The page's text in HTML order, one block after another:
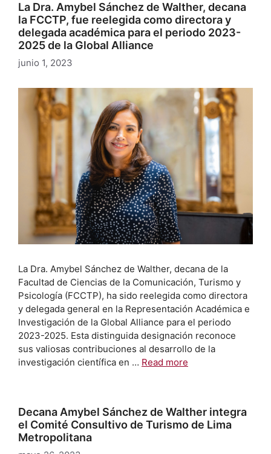
La Dra. Amybel Sánchez de Walther, decana
la FCCTP, fue reelegida como directora y
delegada académica para el periodo 2023-
2025 de la Global Alliance
junio 1, 2023
La Dra. Amybel Sánchez de Walther, decana de la
Facultad de Ciencias de la Comunicación, Turismo y
Psicología (FCCTP), ha sido reelegida como directora
y delegada general en la Representación Académica e
Investigación de la Global Alliance para el periodo
2023-2025. Esta distinguida designación reconoce
sus valiosas contribuciones al desarrollo de la
investigación científica en … Read more
Decana Amybel Sánchez de Walther integra
el Comité Consultivo de Turismo de Lima
Metropolitana